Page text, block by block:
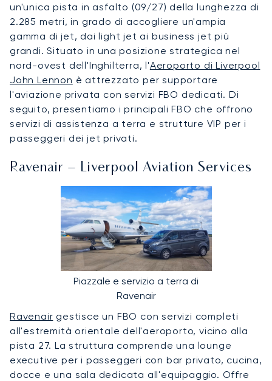
un'unica pista in asfalto (09/27) della lunghezza di
2.285 metri, in grado di accogliere un'ampia
gamma di jet, dai light jet ai business jet più
grandi. Situato in una posizione strategica nel
nord-ovest dell'Inghilterra, l'Aeroporto di Liverpool
John Lennon è attrezzato per supportare
l'aviazione privata con servizi FBO dedicati. Di
seguito, presentiamo i principali FBO che offrono
servizi di assistenza a terra e strutture VIP per i
passeggeri dei jet privati.
Ravenair – Liverpool Aviation Services
Piazzale e servizio a terra di
Ravenair
Ravenair gestisce un FBO con servizi completi
all'estremità orientale dell'aeroporto, vicino alla
pista 27. La struttura comprende una lounge
executive per i passeggeri con bar privato, cucina,
docce e una sala dedicata all'equipaggio. Offre